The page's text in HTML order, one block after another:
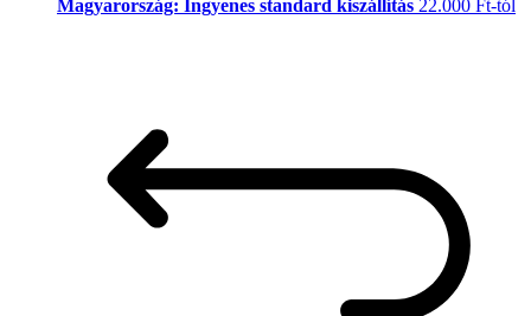
Magyarország: Ingyenes standard kiszállítás 22.000 Ft-tól